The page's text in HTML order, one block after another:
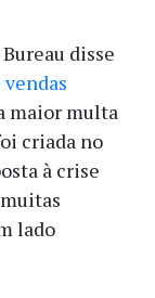
disse
vendas
maior multa
criada no
à crise
lado